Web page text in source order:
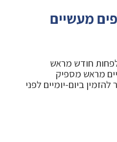
מעשיים
חודש מראש
מראש מספיק
ביום-יומיים לפני